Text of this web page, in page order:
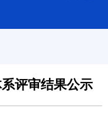
评审结果公示